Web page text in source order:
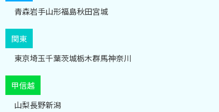
青森岩手山形福島秋田宮城
関東
東京埼玉千葉茨城栃木群馬神奈川
甲信越
山梨長野新潟